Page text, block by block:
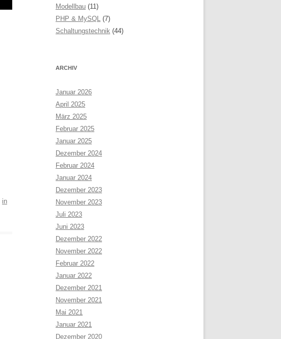
in
Modellbau (11)
PHP & MySQL (7)
Schaltungstechnik (44)
ARCHIV
Januar 2026
April 2025
März 2025
Februar 2025
Januar 2025
Dezember 2024
Februar 2024
Januar 2024
Dezember 2023
November 2023
Juli 2023
Juni 2023
Dezember 2022
November 2022
Februar 2022
Januar 2022
Dezember 2021
November 2021
Mai 2021
Januar 2021
Dezember 2020